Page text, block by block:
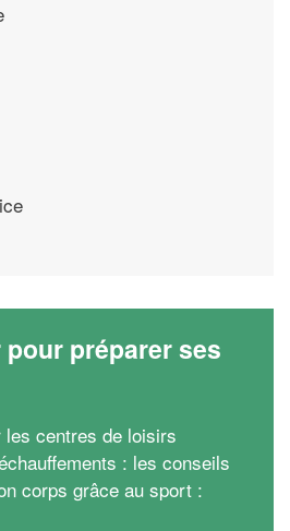
préparer ses
centres de loisirs
: les conseils
corps grâce au sport :